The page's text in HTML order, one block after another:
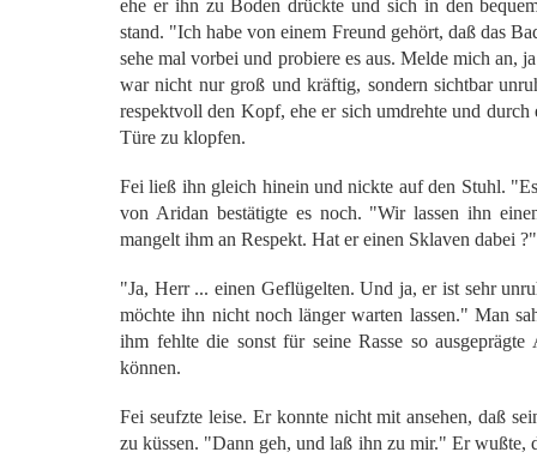
ehe er ihn zu Boden drückte und sich in den
stand. "Ich habe von einem Freund gehört, daß das
sehe mal vorbei und probiere es aus. Melde mich an,
war nicht nur groß und kräftig, sondern sichtbar
respektvoll den Kopf, ehe er sich umdrehte und
Türe zu klopfen.
Fei ließ ihn gleich hinein und nickte auf den Stuhl.
von Aridan bestätigte es noch. "Wir lassen ihn
mangelt ihm an Respekt. Hat er einen Sklaven dabei ?"
"Ja, Herr ... einen Geflügelten. Und ja, er ist sehr
möchte ihn nicht noch länger warten lassen." Man
ihm fehlte die sonst für seine Rasse so
können.
Fei seufzte leise. Er konnte nicht mit ansehen, daß
zu küssen. "Dann geh, und laß ihn zu mir." Er wußte,